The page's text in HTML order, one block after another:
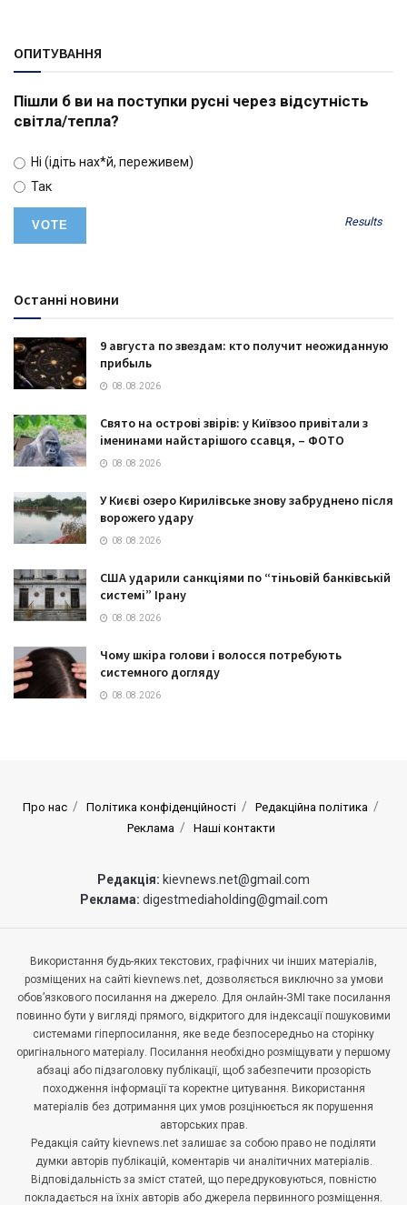
ОПИТУВАННЯ
Пішли б ви на поступки русні через відсутність
світла/тепла?
Ні (ідіть нах*й, переживем)
Так
Results
Останні новини
9 августа по звездам: кто получит неожиданную
прибыль
08.08.2026
Свято на острові звірів: у Київзоо привітали з
іменинами найстарішого ссавця, – ФОТО
08.08.2026
У Києві озеро Кирилівське знову забруднено після
ворожего удару
08.08.2026
США ударили санкціями по “тіньовій банківській
системі” Ірану
08.08.2026
Чому шкіра голови і волосся потребують
системного догляду
08.08.2026
Про нас Політика конфіденційності
Редакційна політика
Реклама
Наші контакти
Редакція: kievnews.net@gmail.com
Реклама: digestmediaholding@gmail.com
Використання будь-яких текстових, графічних чи інших матеріалів,
розміщених на сайті kievnews.net, дозволяється виключно за умови
обов’язкового посилання на джерело. Для онлайн-ЗМІ таке посилання
повинно бути у вигляді прямого, відкритого для індексації пошуковими
системами гіперпосилання, яке веде безпосередньо на сторінку
оригінального матеріалу. Посилання необхідно розміщувати у першому
абзаці або підзаголовку публікації, щоб забезпечити прозорість
походження інформації та коректне цитування. Використання
матеріалів без дотримання цих умов розцінюється як порушення
авторських прав.
Редакція сайту kievnews.net залишає за собою право не поділяти
думки авторів публікацій, коментарів чи аналітичних матеріалів.
Відповідальність за зміст статей, що передруковуються, повністю
покладається на їхніх авторів або джерела первинного розміщення.